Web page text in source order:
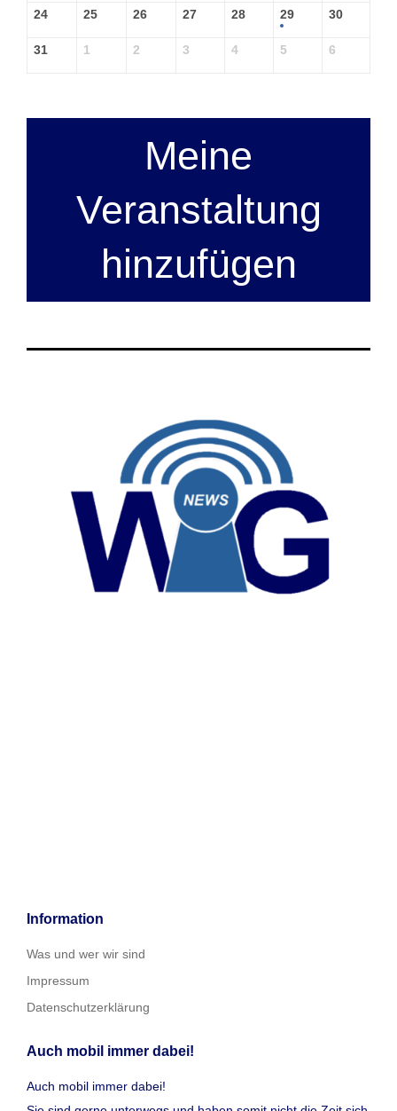
24 25 26 27 28 29 30
31 1 2 3 4 5 6
Meine
Veranstaltung
hinzufügen
Information
Was und wer wir sind
Impressum
Datenschutzerklärung
Auch mobil immer dabei!
Auch mobil immer dabei!